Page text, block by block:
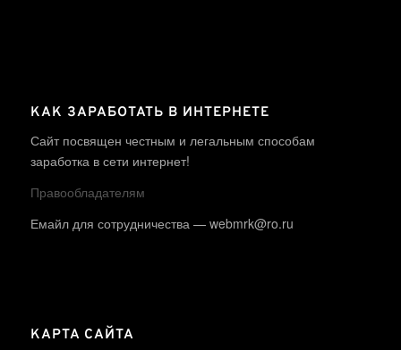
КАК ЗАРАБОТАТЬ В ИНТЕРНЕТЕ
Сайт посвящен честным и легальным способам
заработка в сети интернет!
Правообладателям
Емайл для сотрудничества — webmrk@ro.ru
КАРТА САЙТА